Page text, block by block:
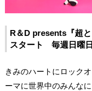
R＆D presents 『超
スタート 毎週日曜
きみのハートにロック
ーマに世界中のみんな